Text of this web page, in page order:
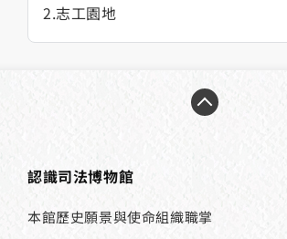
2 志工園地
認識司法博物館
本館歷史願景與使命組織職掌